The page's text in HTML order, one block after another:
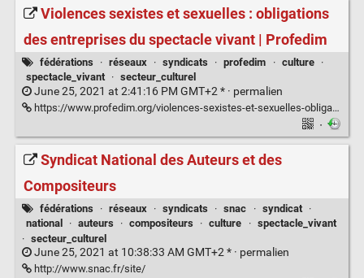
Violences sexistes et sexuelles : obligations
des entreprises du spectacle vivant | Profedim
fédérations · réseaux · syndicats · profedim · culture
·
spectacle_vivant
· secteur_culturel
June 25, 2021 at 2:41:16 PM GMT+2 * · permalien
https://www.profedim.org/violences-sexistes-et-sexuelles-obligations-des-entreprises-du-spectacle-vivant/
·
Syndicat National des Auteurs et des
Compositeurs
fédérations · réseaux · syndicats · snac · syndicat
·
national
· auteurs · compositeurs · culture · spectacle_vivant
· secteur_culturel
June 25, 2021 at 10:38:33 AM GMT+2 * · permalien
http://www.snac.fr/site/